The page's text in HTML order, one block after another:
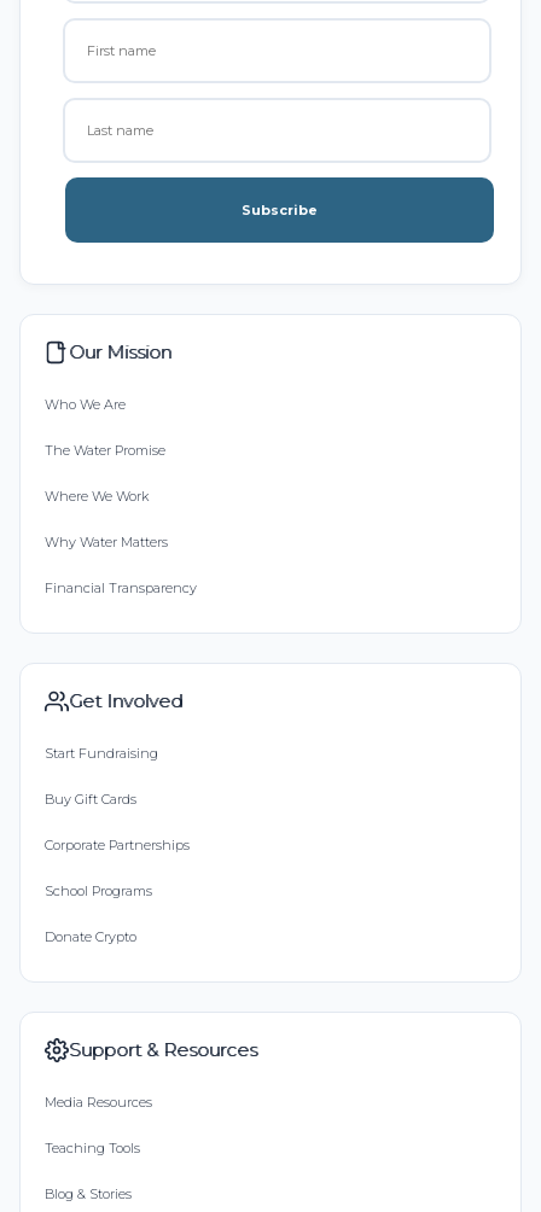
Subscribe
Our Mission
Who We Are
The Water Promise
Where We Work
Why Water Matters
Financial Transparency
Get Involved
Start Fundraising
Buy Gift Cards
Corporate Partnerships
School Programs
Donate Crypto
Support & Resources
Media Resources
Teaching Tools
Blog & Stories